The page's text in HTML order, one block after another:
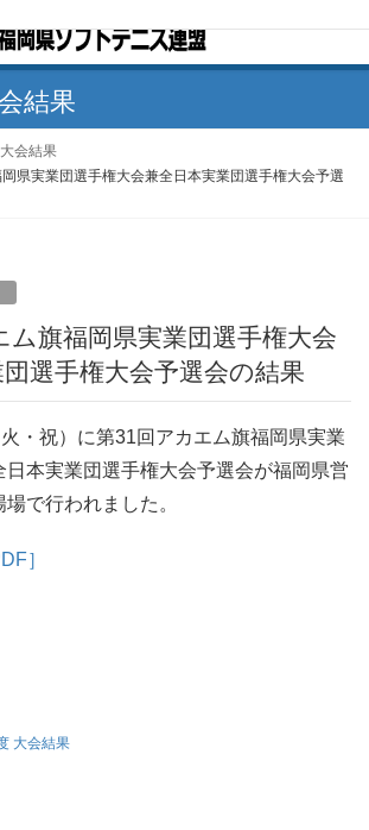
結果
会結果
県実業団選手権大会兼全日本実業団選手権大会予選
選手権大会予選会の結果
・祝）に第31回アカエム旗福岡県実業
日本実業団選手権大会予選会が福岡県営
で行われました。
］
大会結果